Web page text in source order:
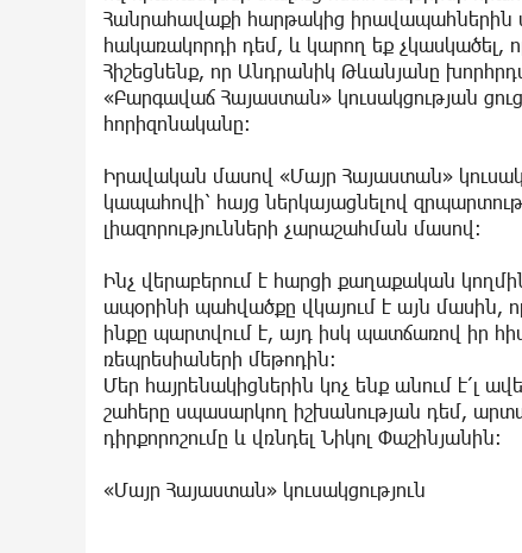
Հանրահավաքի հարթակից իրավապահներին
հակառակորդի դեմ, և կարող եք չկասկածել,
Հիշեցնենք, որ Անդրանիկ Թևանյանը
«Բարգավաճ Հայաստան» կուսակցության
հորիզոնականը։
Իրավական մասով «Մայր Հայաստան»
կապահովի՝ հայց ներկայացնելով
լիազորությունների չարաշահման մասով։
Ինչ վերաբերում է հարցի քաղաքական
ապօրինի պահվածքը վկայում է այն մասին,
ինքը պարտվում է, այդ իսկ պատճառով իր
ռեպրեսիաների մեթոդին։
Մեր հայրենակիցներին կոչ ենք անում է՛լ
շահերը սպասարկող իշխանության դեմ,
դիրքորոշումը և վռնդել Նիկոլ Փաշինյանին։
«Մայր Հայաստան» կուսակցություն